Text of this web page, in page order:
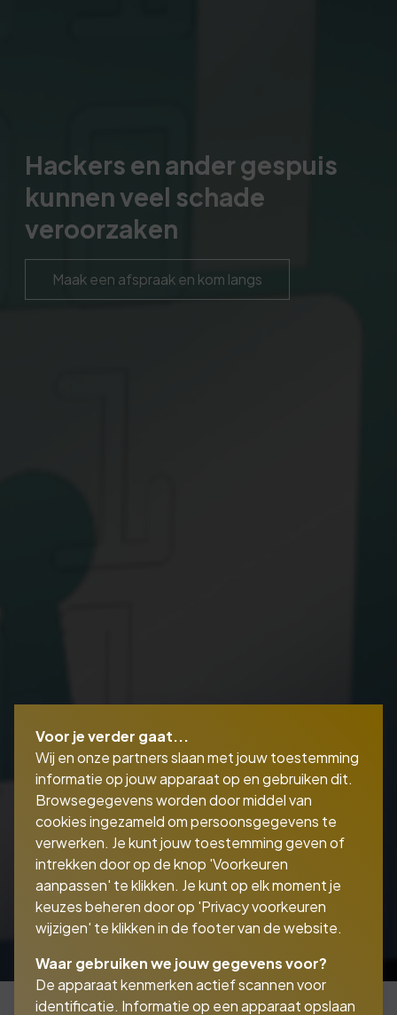
Hackers en ander gespuis
kunnen veel schade
veroorzaken
Maak een afspraak en kom langs
Voor je verder gaat...
Wij en onze partners slaan met jouw toestemming
informatie op jouw apparaat op en gebruiken dit.
Browsegegevens worden door middel van
cookies ingezameld om persoonsgegevens te
verwerken. Je kunt jouw toestemming geven of
intrekken door op de knop 'Voorkeuren
aanpassen' te klikken. Je kunt op elk moment je
keuzes beheren door op 'Privacy voorkeuren
wijzigen' te klikken in de footer van de website.
Waar gebruiken we jouw gegevens voor?
De apparaat kenmerken actief scannen voor
identificatie. Informatie op een apparaat opslaan